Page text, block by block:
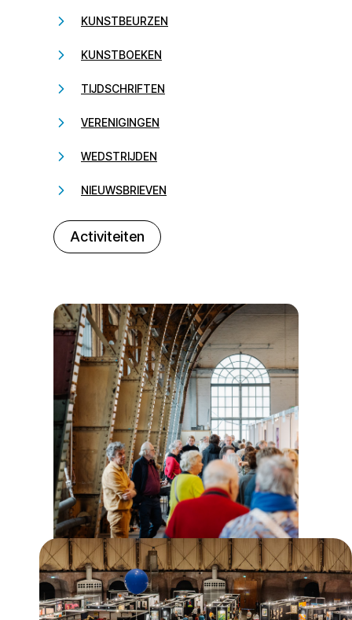
KUNSTBEURZEN
KUNSTBOEKEN
TIJDSCHRIFTEN
VERENIGINGEN
WEDSTRIJDEN
NIEUWSBRIEVEN
Activiteiten
232323